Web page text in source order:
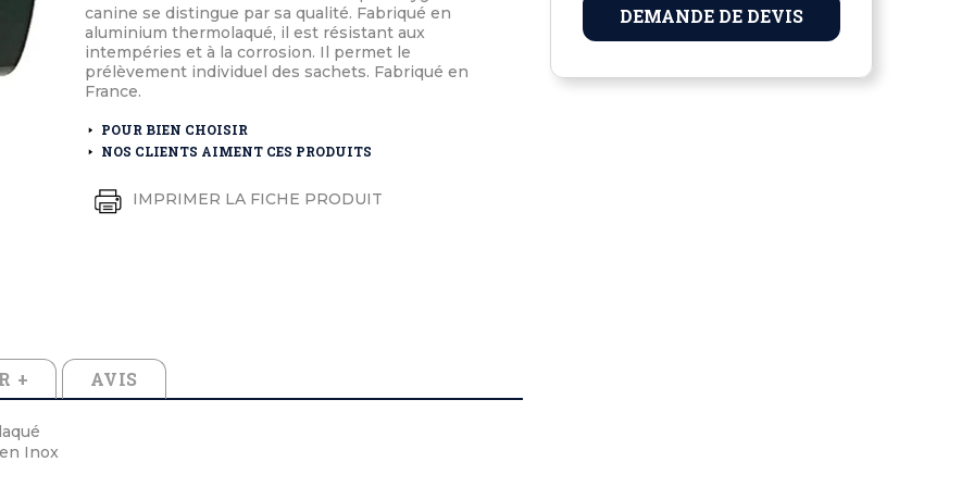
extérieurs
extérieurs
et médaille d'honneur
fanion
cérémonies
canine se distingue par sa qualité. Fabriqué en
aluminium thermolaqué, il est résistant aux
intempéries et à la corrosion. Il permet le
prélèvement individuel des sachets. Fabriqué en
France.
POUR BIEN CHOISIR
NOS CLIENTS AIMENT CES PRODUITS
IMPRIMER LA FICHE PRODUIT
+ AVIS
Inox
DEMANDE DE DEVIS